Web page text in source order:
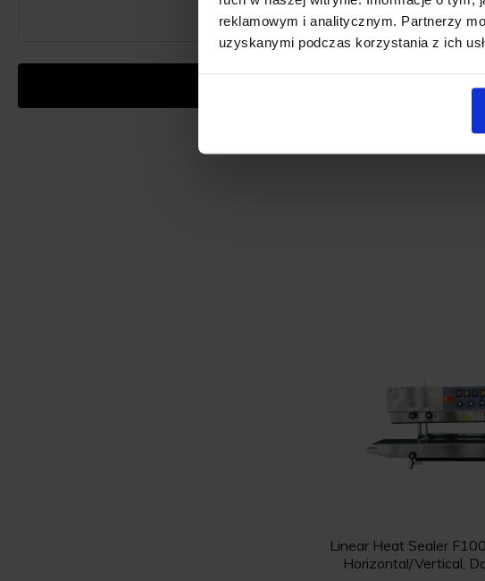
reklamowym i analitycznym. Partnerzy
uzyskanymi podczas korzystania z ich
Linear Heat Sealer
Horizontal/Vertical,